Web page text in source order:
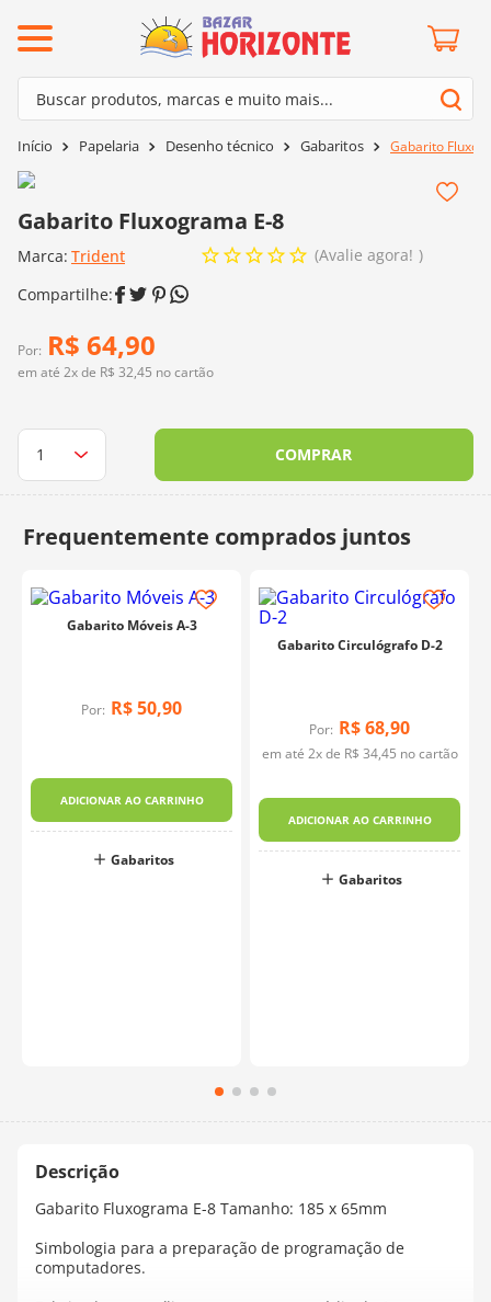
Buscar produtos, marcas e muito mais...
Papelaria Desenho técnico Gabaritos Gabarito
Gabarito Fluxograma E-8
Marca: Trident Avalie agora!
Por: R$ 64,90
em até 2x de R$ 32,45 no cartão
COMPRAR
Gabarito Móveis A-3
Por: R$50,90
ADICIONAR AO CARRINHO
Gabaritos
Gabarito Circulógrafo D-2
Por: R$68,90
em até 2x de R$ 34,45 no cartão
ADICIONAR AO CARRINHO
Gabaritos
Gabarito Fluxograma E-8 Tamanho: 185 x 65mm
Simbologia para a preparação de programação de
computadores.
Termos mais buscados
kit amigurumi
agulha crochê
º euroroma
batik
9º charme
mais buscados
barroco
mollet
kit amigurumi
agulha crochê
fio amigurumi
euroroma
lã cisne
batik
dmc